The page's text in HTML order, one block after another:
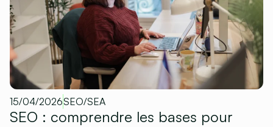
15/04/2026SEO/SEA
SEO : comprendre les bases pour